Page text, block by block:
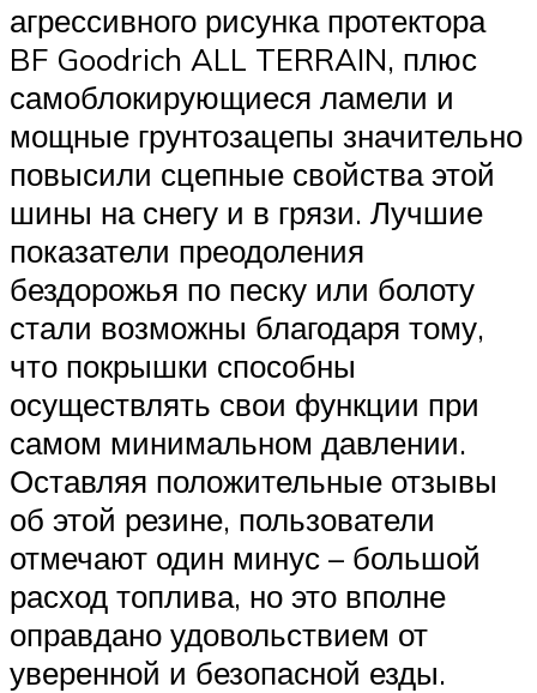
агрессивного рисунка протектора
BF Goodrich ALL TERRAIN, плюс
самоблокирующиеся ламели и
мощные грунтозацепы значительно
повысили сцепные свойства этой
шины на снегу и в грязи. Лучшие
показатели преодоления
бездорожья по песку или болоту
стали возможны благодаря тому,
что покрышки способны
осуществлять свои функции при
самом минимальном давлении.
Оставляя положительные отзывы
об этой резине, пользователи
отмечают один минус – большой
расход топлива, но это вполне
оправдано удовольствием от
уверенной и безопасной езды.